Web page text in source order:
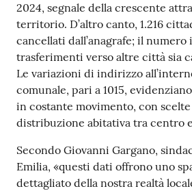
2024, segnale della crescente
territorio. D’altro canto, 1.216
cancellati dall’anagrafe; il numero
trasferimenti verso altre città sia
Le variazioni di indirizzo
comunale, pari a 1015,
in costante movimento, con
distribuzione abitativa tra centro
Secondo Giovanni Gargano,
Emilia, «questi dati offrono uno
dettagliato della nostra realtà